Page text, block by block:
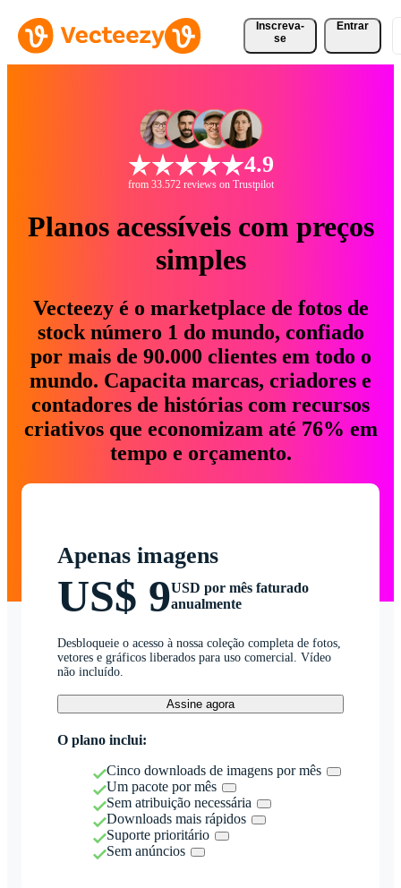
Inscreva-
se
Entrar
4.9
from 33.572 reviews on Trustpilot
Planos acessíveis com preços
simples
Vecteezy é o marketplace de fotos de
stock número 1 do mundo, confiado
por mais de 90.000 clientes em todo o
mundo. Capacita marcas, criadores e
contadores de histórias com recursos
criativos que economizam até 76% em
tempo e orçamento.
Apenas imagens
US$ 9USD por mês faturado
anualmente
Desbloqueie o acesso à nossa coleção completa de fotos,
vetores e gráficos liberados para uso comercial. Vídeo
não incluído.
Assine agora
O plano inclui:
Cinco downloads de imagens por mês
Um pacote por mês
Sem atribuição necessária
Downloads mais rápidos
Suporte prioritário
Sem anúncios